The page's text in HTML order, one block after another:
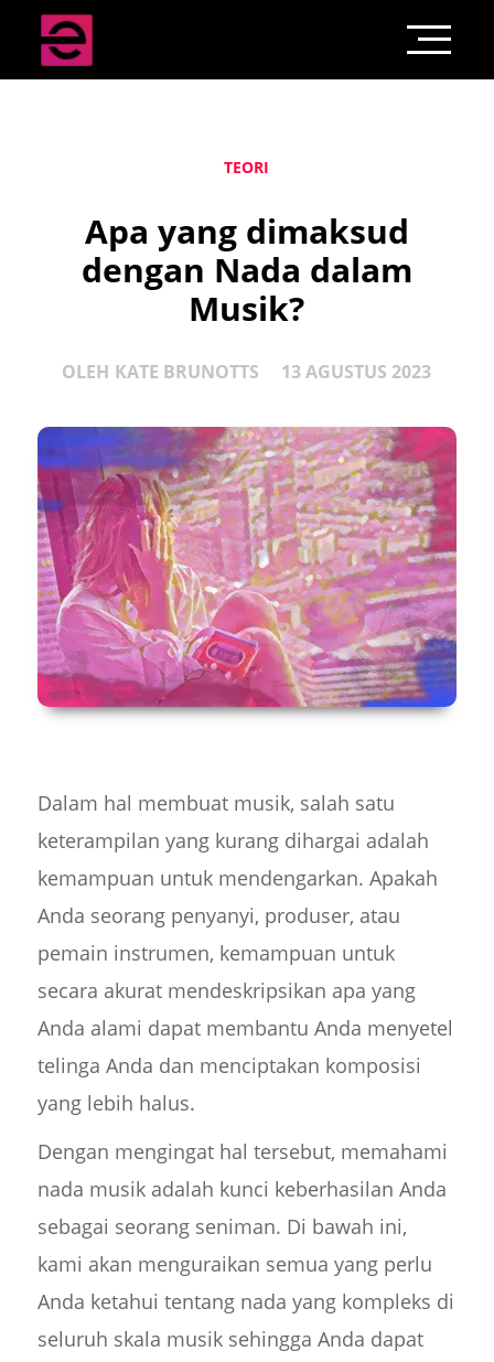
TEORI
Apa yang dimaksud
dengan Nada dalam
Musik?
OLEH KATE BRUNOTTS 13 AGUSTUS 2023
Dalam hal membuat musik, salah satu
keterampilan yang kurang dihargai adalah
kemampuan untuk mendengarkan. Apakah
Anda seorang penyanyi, produser, atau
pemain instrumen, kemampuan untuk
secara akurat mendeskripsikan apa yang
Anda alami dapat membantu Anda menyetel
telinga Anda dan menciptakan komposisi
yang lebih halus.
Dengan mengingat hal tersebut, memahami
nada musik adalah kunci keberhasilan Anda
sebagai seorang seniman. Di bawah ini,
kami akan menguraikan semua yang perlu
Anda ketahui tentang nada yang kompleks di
seluruh skala musik sehingga Anda dapat